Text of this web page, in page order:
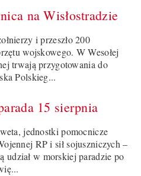
na Wisłostradzie
i przeszło 200
wojskowego. W Wesołej
trwają przygotowania do
Polskieg...
15 sierpnia
jednostki pomocnicze
RP i sił sojuszniczych –
udział w morskiej paradzie po